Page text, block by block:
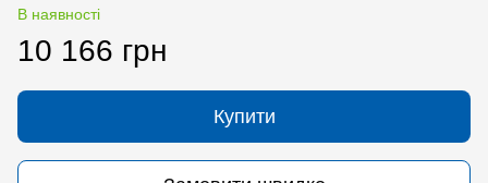
В наявності
10 166 грн
Купити